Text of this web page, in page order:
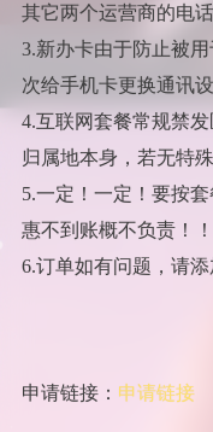
其它两个运营商的电话
3.新办卡由于防止被
次给手机卡更换通讯
4.互联网套餐常规禁
归属地本身，若无特
5.一定！一定！要按
惠不到账概不负责！！
6.订单如有问题，请
申请链接： 申请链接